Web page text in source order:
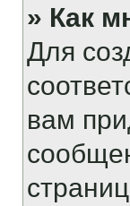
» Как
Для
вам